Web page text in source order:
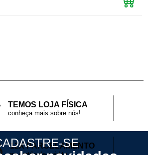
TEMOS LOJA FÍSICA
conheça mais sobre nós!
12X PARCELAMENTO
SE